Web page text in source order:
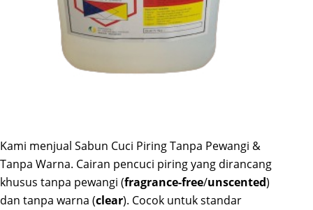
Kami menjual Sabun Cuci Piring Tanpa Pewangi &
Tanpa Warna. Cairan pencuci piring yang dirancang
khusus tanpa pewangi (fragrance-free/unscented)
dan tanpa warna (clear). Cocok untuk standar